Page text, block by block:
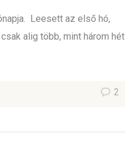
Leesett az első hó,
alig több, mint három hét
2